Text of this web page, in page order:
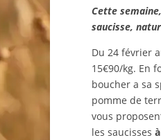
Cette
saucisse,
Du 24 février
15€90/kg. En
boucher a sa
pomme de
vous
les saucisses